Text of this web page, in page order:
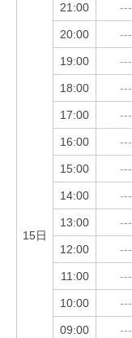
15日
21:00 ---
20:00 ---
19:00 ---
18:00 ---
17:00 ---
16:00 ---
15:00 ---
14:00 ---
13:00 ---
12:00 ---
11:00 ---
10:00 ---
09:00 ---